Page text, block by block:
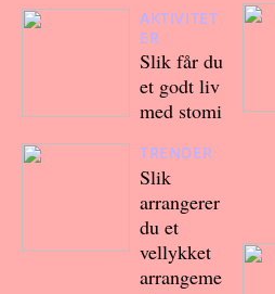
AKTIVITET
ER
Slik får du
et godt liv
med stomi
TRENDER
Slik
arrangerer
du et
vellykket
arrangeme